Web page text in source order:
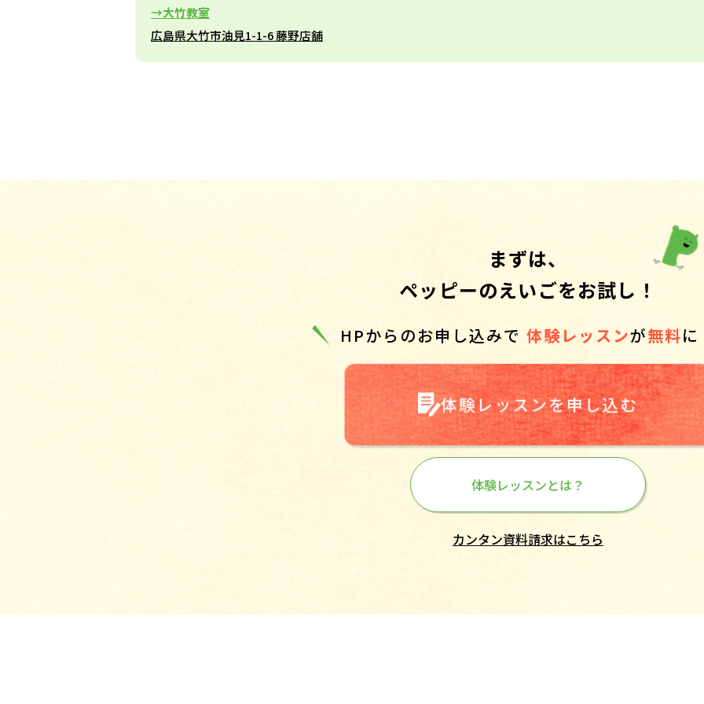
大竹教室
広島県大竹市油見1-1-6 藤野店舗
まずは、
ペッピーのえいごをお試し！
HPからのお申し込みで 体験レッスンが無料
体験レッスンを申し込む
体験レッスンとは？
カンタン資料請求はこちら